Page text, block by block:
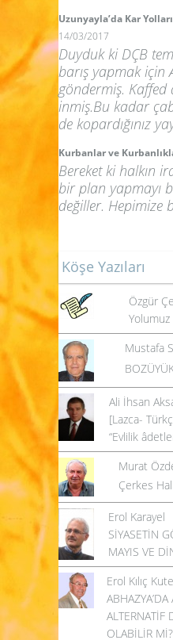
Uzunyayla’da Kar
14/03/2017
Duyduk ki DÇB
barış yapmak için
göndermiş. Kaffed
inmiş.Bu kadar
de kopardığınız
Kurbanlar ve
Bereket ki halkın
bir plan yapmayı
değiller. Hepimize
Köşe Yazıları
Özgür
Yolumuz
Mustafa
Ali İhsan
[Lazca-
“Evlilik
Murat
Çerkes
Erol Karayel
SİYASETİN
MAYIS VE
Erol Kılıç
ALTERNATİF
OLABİLİR Mİ?